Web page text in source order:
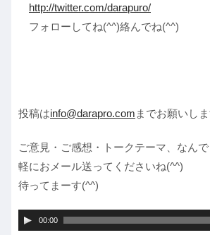
http://twitter.com/darapuro/
フォローしてね(^^)絡んでね(^^)
投稿はinfo@darapro.com までお願いし
ご意見・ご感想・トークテーマ、なん
軽におメール送ってくださいね(^^)
待ってまーす(^^)
音
00:00